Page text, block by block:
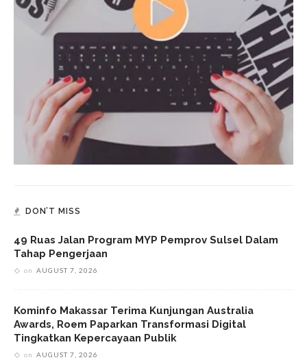
DON’T MISS
49 Ruas Jalan Program MYP Pemprov Sulsel Dalam
Tahap Pengerjaan
on AUGUST 7, 2026
Kominfo Makassar Terima Kunjungan Australia
Awards, Roem Paparkan Transformasi Digital
Tingkatkan Kepercayaan Publik
on AUGUST 7, 2026